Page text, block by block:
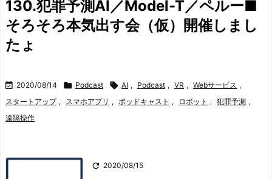

130.犯罪予測AI／Model-T／ペルー■
そろそろ本気出す会（仮）開催しまし
たょ
 2020/08/14  Podcast  AI , Podcast , VR , Webサービス ,
スタートアップ , スマホアプリ , ポッドキャスト , ロボット , 犯罪予測 ,
遠隔操作
 2020/08/15